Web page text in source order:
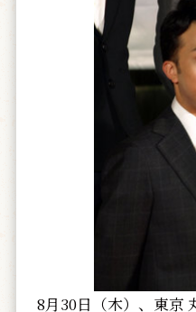
8月30日（木）、東京